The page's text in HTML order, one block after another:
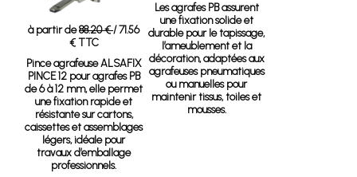
à partir de88.20 €/ 71.56
€ TTC
Pince agrafeuse ALSAFIX
PINCE 12pour agrafes PB
de 6 à 12 mm, elle permet
une fixation rapide et
résistante sur cartons,
caissettes et assemblages
légers, idéale pour
travaux d’emballage
professionnels.
Les agrafes PB assurent
une fixation solide et
durable pour le tapissage,
l’ameublement et la
décoration, adaptées aux
agrafeuses pneumatiques
ou manuelles pour
maintenir tissus, toiles et
mousses.